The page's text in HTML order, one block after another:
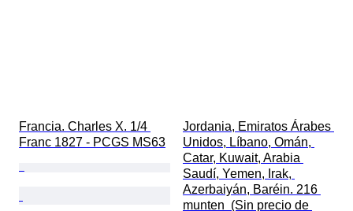
Francia. Charles X. 1/4
Franc 1827 - PCGS MS63
Jordania, Emiratos Árabes
Unidos, Líbano, Omán,
Catar, Kuwait, Arabia
Saudí, Yemen, Irak,
Azerbaiyán, Baréin. 216
munten  (Sin precio de